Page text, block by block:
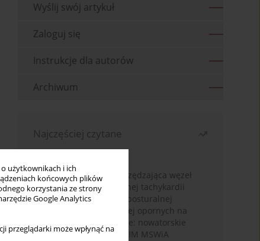
użytkownikach i ich
końcowych plików
korzystania ze strony
Google Analytics
przeglądarki może wpłynąć na
Wyślij swój artykuł
Zaloguj się
Instrukcje dla autorów
Archiwum
Najczęściej czytane
Hybrydowa ablacja oszczędzająca węzeł
zatokowy w nieadekwatnej tachykardii
zatokowej oraz zespole posturalnej
tachykardii ortostatycznej opornych na
leczenie farmakologiczne: nowatorskie
podejście wdrożone w PIM MSWiA